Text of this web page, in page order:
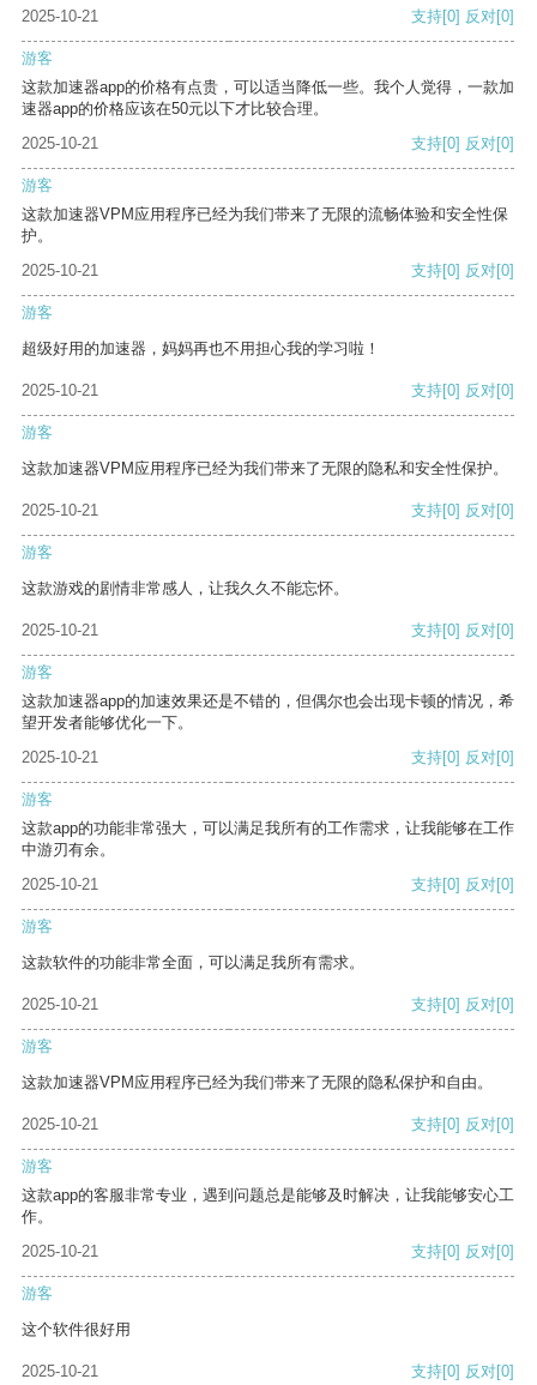
2025-10-21
支持[0] 反对[0]
游客
这款加速器app的价格有点贵，可以适当降低一些。我个人觉得，一款加
速器app的价格应该在50元以下才比较合理。
2025-10-21
支持[0] 反对[0]
游客
这款加速器VPM应用程序已经为我们带来了无限的流畅体验和安全性保
护。
2025-10-21
支持[0] 反对[0]
游客
超级好用的加速器，妈妈再也不用担心我的学习啦！
2025-10-21 支持[0] 反对[0]
游客
这款加速器VPM应用程序已经为我们带来了无限的隐私和安全性保护。
2025-10-21 支持[0] 反对[0]
游客
这款游戏的剧情非常感人，让我久久不能忘怀。
2025-10-21 支持[0] 反对[0]
游客
这款加速器app的加速效果还是不错的，但偶尔也会出现卡顿的情况，希
望开发者能够优化一下。
2025-10-21
支持[0] 反对[0]
游客
这款app的功能非常强大，可以满足我所有的工作需求，让我能够在工作
中游刃有余。
2025-10-21
支持[0] 反对[0]
游客
这款软件的功能非常全面，可以满足我所有需求。
2025-10-21 支持[0] 反对[0]
游客
这款加速器VPM应用程序已经为我们带来了无限的隐私保护和自由。
2025-10-21 支持[0] 反对[0]
游客
这款app的客服非常专业，遇到问题总是能够及时解决，让我能够安心工
作。
2025-10-21
支持[0] 反对[0]
游客
这个软件很好用
2025-10-21 支持[0] 反对[0]